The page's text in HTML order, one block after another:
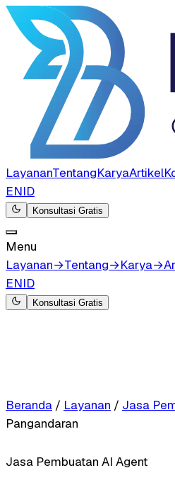
LayananTentangKaryaArtikel
ENID
Konsultasi Gratis
Menu
Layanan→Tentang→Karya→
ENID
Konsultasi Gratis
Beranda / Layanan / Jasa
Pangandaran
Jasa Pembuatan AI Agent